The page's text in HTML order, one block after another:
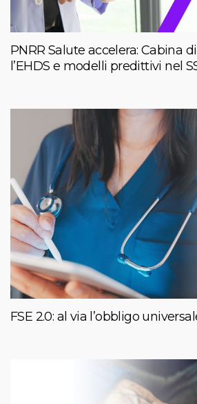
PNRR Salute accelera: Cabina
l’EHDS e modelli predittivi nel
FSE 2.0: al via l’obbligo